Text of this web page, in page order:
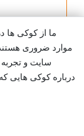
ما از کوکی ها
موارد ضروری
سایت و
درباره کوکی هایی